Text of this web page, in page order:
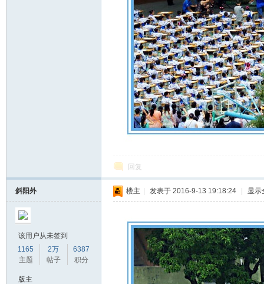
回复
斜阳外
该用户从未签到
1165
主题
2万
帖子
6387
积分
版主
楼主 发表于 2016-9-13 19:18:24 显示